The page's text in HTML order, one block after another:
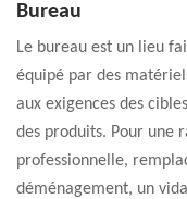
Bureau
Le bureau est un lieu
équipé par des
aux exigences des
des produits. Pour une
professionnelle,
déménagement, un